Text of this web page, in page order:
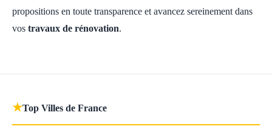
propositions en toute transparence et avancez sereinement dans
vos travaux de rénovation.
★Top Villes de France